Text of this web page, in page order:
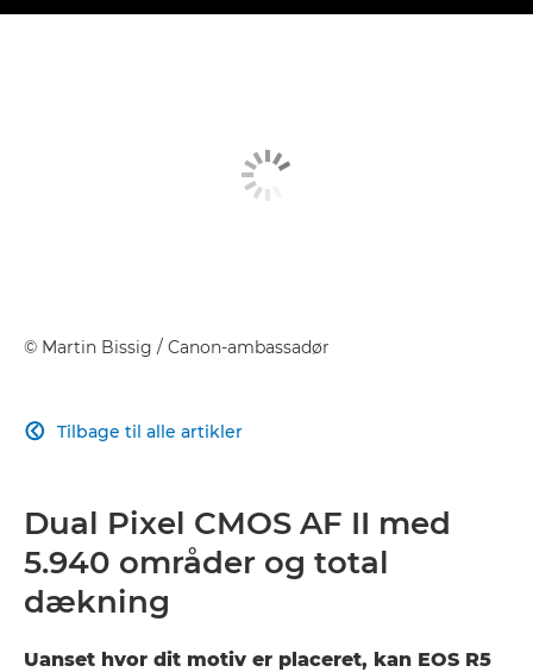
BILLEDBEHANDLING
© Martin Bissig / Canon-ambassadør
Tilbage til alle artikler

Dual Pixel CMOS AF II med
5.940 områder og total
dækning
Uanset hvor dit motiv er placeret, kan EOS R5